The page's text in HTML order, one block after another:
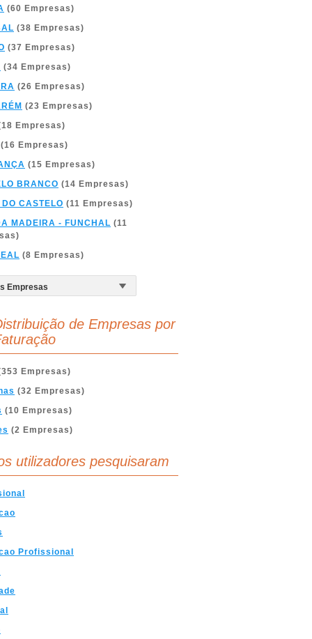
(60 Empresas)
(38 Empresas)
(37 Empresas)
(34 Empresas)
(26 Empresas)
(23 Empresas)
Empresas)
(16 Empresas)
(15 Empresas)
BRANCO (14 Empresas)
CASTELO (11 Empresas)
MADEIRA - FUNCHAL (11
(8 Empresas)
de Empresas por
Empresas)
(32 Empresas)
(10 Empresas)
(2 Empresas)
utilizadores pesquisaram
Profissional